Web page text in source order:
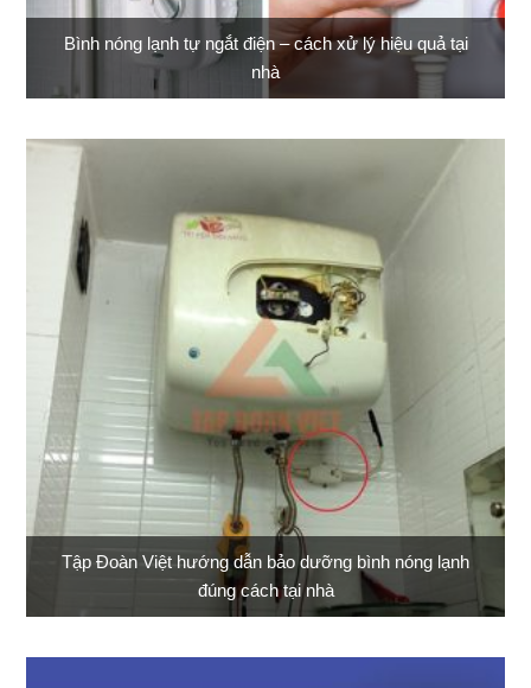
Bình nóng lạnh tự ngắt điện – cách xử lý hiệu quả tại
nhà
Tập Đoàn Việt hướng dẫn bảo dưỡng bình nóng lạnh
đúng cách tại nhà